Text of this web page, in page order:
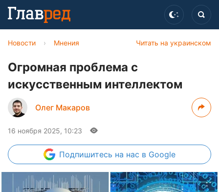
Читать на украинском
Новости › Мнения
Огромная проблема с
искусственным интеллектом
Олег Макаров
16 ноября 2025, 10:23
Подпишитесь на нас в Google